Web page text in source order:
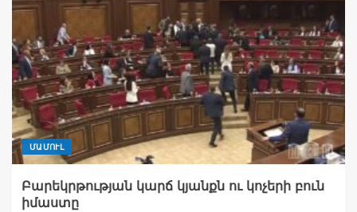
ՄԱՄՈՒԼ
Բարեկրթության կարճ կյանքն ու կոչերի բուն
իմաստը